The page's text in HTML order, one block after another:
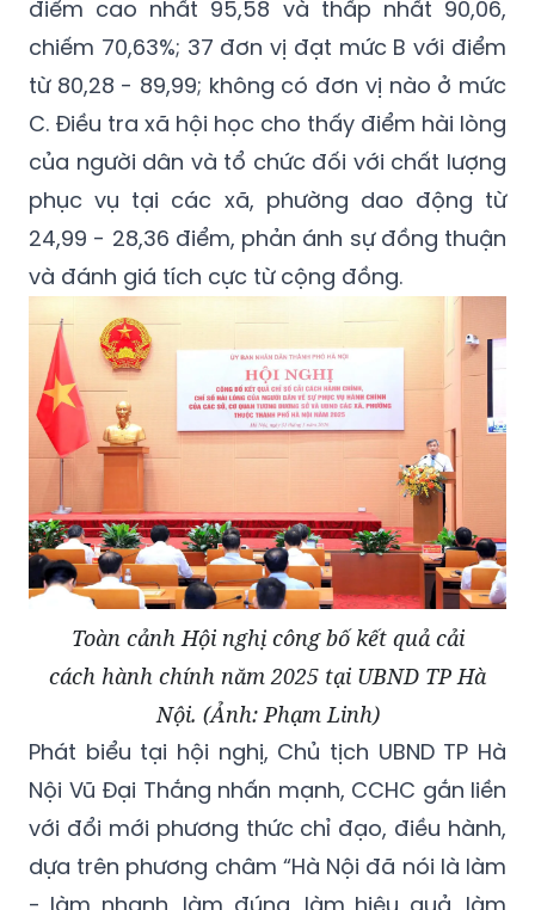
điểm cao nhất 95,58 và thấp nhất 90,06,
chiếm 70,63%; 37 đơn vị đạt mức B với điểm
từ 80,28 - 89,99; không có đơn vị nào ở mức
C. Điều tra xã hội học cho thấy điểm hài lòng
của người dân và tổ chức đối với chất lượng
phục vụ tại các xã, phường dao động từ
24,99 - 28,36 điểm, phản ánh sự đồng thuận
và đánh giá tích cực từ cộng đồng.
Toàn cảnh Hội nghị công bố kết quả cải
cách hành chính năm 2025 tại UBND TP Hà
Nội. (Ảnh: Phạm Linh)
Phát biểu tại hội nghị, Chủ tịch UBND TP Hà
Nội Vũ Đại Thắng nhấn mạnh, CCHC gắn liền
với đổi mới phương thức chỉ đạo, điều hành,
dựa trên phương châm “Hà Nội đã nói là làm